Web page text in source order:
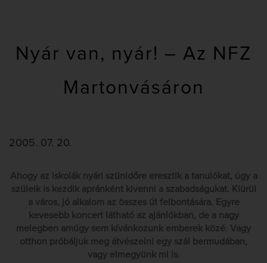
Nyár van, nyár! – Az NFZ
Martonvásáron
2005. 07. 20.
Ahogy az iskolák nyári szünidőre eresztik a tanulókat, úgy a
szüleik is kezdik apránként kivenni a szabadságukat. Kiürül
a város, jó alkalom az összes út felbontására. Egyre
kevesebb koncert látható az ajánlókban, de a nagy
melegben amúgy sem kívánkozunk emberek közé. Vagy
otthon próbáljuk meg átvészelni egy szál bermudában,
vagy elmegyünk mi is.